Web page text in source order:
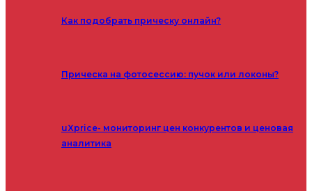
Как подобрать прическу онлайн?
Прическа на фотосессию: пучок или локоны?
uXprice- мониторинг цен конкурентов и ценовая
аналитика